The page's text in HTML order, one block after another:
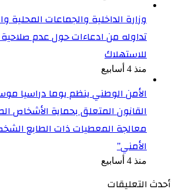
وزارة الداخلية والجماعات المحلية
تداوله من ادعاءات حول عدم صلاحية
للاستهلاك
منذ 4 أسابيع
الأمن الوطني ينظم يوما دراسيا
القانون المتعلق بحماية الأشخاص
معالجة المعطيات ذات الطابع
الأمني”
منذ 4 أسابيع
أحدث التعليقات